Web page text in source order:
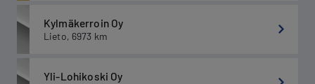
Kylmäkerroin Oy
Lieto, 6973 km
Yli-Lohikoski Oy